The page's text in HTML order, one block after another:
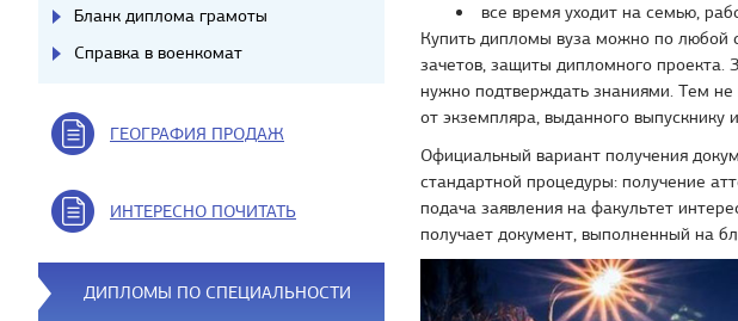
все время уходит на семью,
Купить дипломы вуза можно по любой
зачетов, защиты дипломного проекта.
нужно подтверждать знаниями. Тем не
от экземпляра, выданного выпускнику
Официальный вариант получения
стандартной процедуры: получение
подача заявления на факультет
получает документ, выполненный на
Бланк диплома грамоты
Справка в военкомат
ГЕОГРАФИЯ ПРОДАЖ
ИНТЕРЕСНО ПОЧИТАТЬ
ДИПЛОМЫ ПО СПЕЦИАЛЬНОСТИ